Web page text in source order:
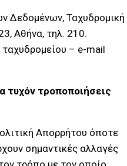
Δεδομένων, Ταχυδρομική
Αθήνα, τηλ. 210.
– e-mail
τυχόν τροποποιήσεις
Απορρήτου όποτε
σημαντικές αλλαγές